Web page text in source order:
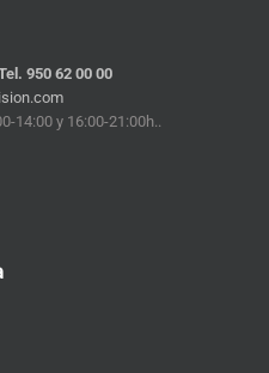
950 62 00 00
14:00 y 16:00-21:00h..